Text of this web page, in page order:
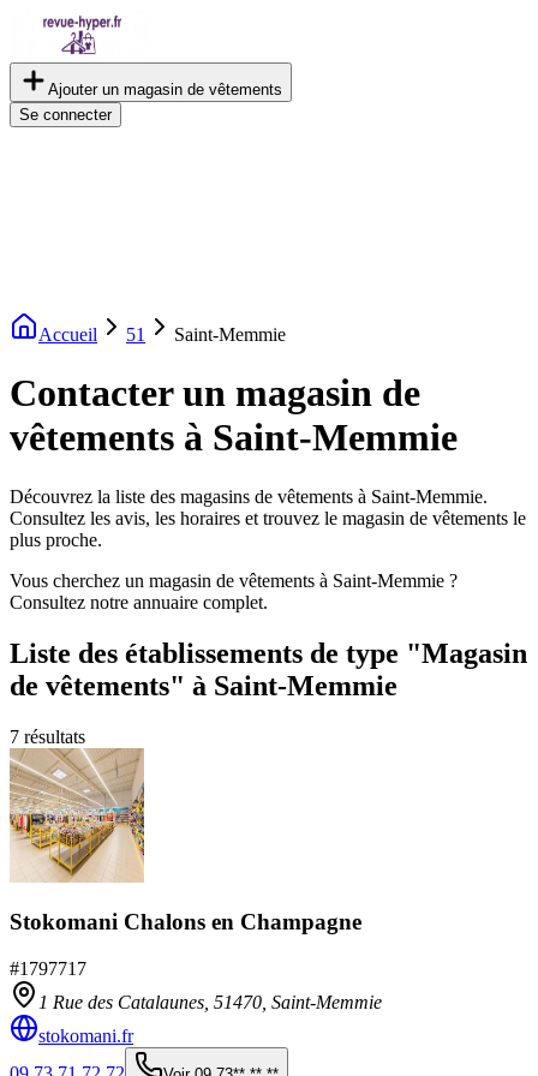
Ajouter un magasin de vêtements
Se connecter
Accueil 51 Saint-Memmie
Contacter un magasin de
vêtements à Saint-Memmie
Découvrez la liste des magasins de vêtements à Saint-Memmie.
Consultez les avis, les horaires et trouvez le magasin de vêtements le
plus proche.
Vous cherchez un magasin de vêtements à Saint-Memmie ?
Consultez notre annuaire complet.
Liste des établissements de type "Magasin
de vêtements" à Saint-Memmie
7 résultats
Stokomani Chalons en Champagne
#1797717
1 Rue des Catalaunes, 51470 Saint-Memmie
stokomani.fr